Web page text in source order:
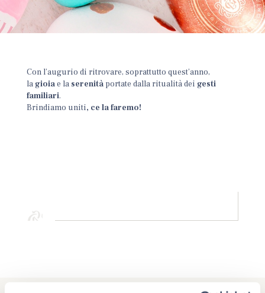
Con l’augurio di ritrovare, soprattutto quest’anno,
lagioiae la serenità portate dalla ritualità deigesti
familiari.
Brindiamo uniti, ce la faremo!